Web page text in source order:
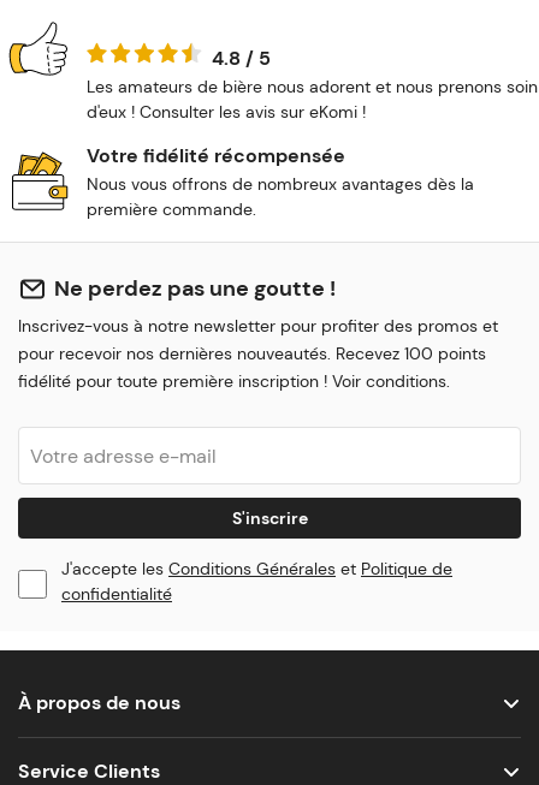
4.8 / 5
Les amateurs de bière nous adorent et nous prenons soin
d'eux ! Consulter les avis sur eKomi !
Votre fidélité récompensée
Nous vous offrons de nombreux avantages dès la
première commande.
Ne perdez pas une goutte !
Inscrivez-vous à notre newsletter pour profiter des promos et
pour recevoir nos dernières nouveautés. Recevez 100 points
fidélité pour toute première inscription ! Voir conditions.
S'inscrire
J'accepte les Conditions Générales et Politique de
confidentialité
À propos de nous
Service Clients